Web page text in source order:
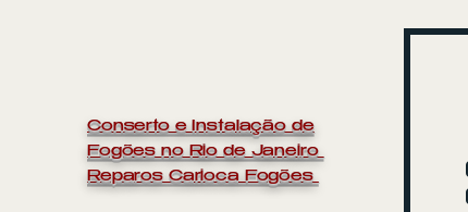
Conserto e Instalação de
Fogões no Rio de Janeiro
Reparos Carioca Fogões